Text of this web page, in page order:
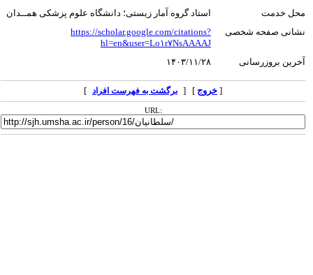
محل خدمت
استاد گروه آمار زیستی؛ دانشگاه علوم پزشکی همــدان
نشانی صفحه شخصی
https://scholar.google.com/citations?
hl=en&user=Lo۱r۷NsAAAAJ
آخرین بروزرسانی
۱۴۰۳/۱۱/۲۸
خروج] [ برگشت به فهرست افراد ]
URL: